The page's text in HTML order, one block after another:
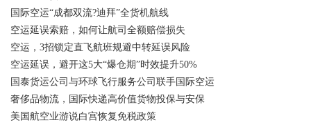
国际空运“成都双流?迪拜”全货机航线
空运延误索赔，如何让航司全额赔偿损失
空运，3招锁定直飞航班规避中转延误风险
空运延误，避开这5大“爆仓期”时效提升50%
国泰货运公司与环球飞行服务公司联手国际空运
奢侈品物流，国际快递高价值货物投保与安保
美国航空业游说白宫恢复免税政策